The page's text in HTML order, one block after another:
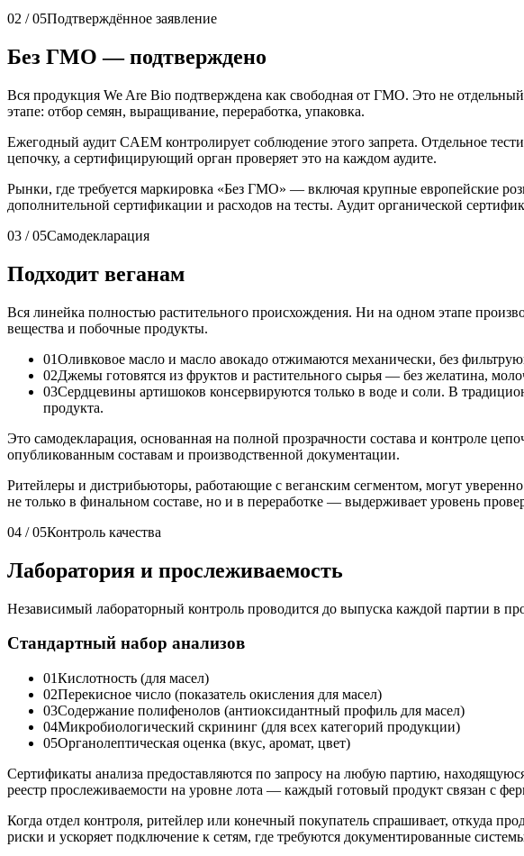
02 / 05Подтверждённое заявление
Без ГМО — подтверждено
Вся продукция We Are Bio подтверждена как свободная от ГМО. Это не
этапе: отбор семян, выращивание, переработка, упаковка.
Ежегодный аудит CAEM контролирует соблюдение этого запрета. Отдельное
цепочку, а сертифицирующий орган проверяет это на каждом аудите.
Рынки, где требуется маркировка «Без ГМО» — включая крупные европейские
дополнительной сертификации и расходов на тесты. Аудит органической
03 / 05Самодекларация
Подходит веганам
Вся линейка полностью растительного происхождения. Ни на одном этапе
вещества и побочные продукты.
01Оливковое масло и масло авокадо отжимаются механически, без
02Джемы готовятся из фруктов и растительного сырья — без желатина,
03Сердцевины артишоков консервируются только в воде и соли. В
продукта.
Это самодекларация, основанная на полной прозрачности состава и контроле
опубликованным составам и производственной документации.
Ритейлеры и дистрибьюторы, работающие с веганским сегментом, могут
не только в финальном составе, но и в переработке — выдерживает уровень
04 / 05Контроль качества
Лаборатория и прослеживаемость
Независимый лабораторный контроль проводится до выпуска каждой партии в
Стандартный набор анализов
01Кислотность (для масел)
02Перекисное число (показатель окисления для масел)
03Содержание полифенолов (антиоксидантный профиль для масел)
04Микробиологический скрининг (для всех категорий продукции)
05Органолептическая оценка (вкус, аромат, цвет)
Сертификаты анализа предоставляются по запросу на любую партию,
реестр прослеживаемости на уровне лота — каждый готовый продукт связан с
Когда отдел контроля, ритейлер или конечный покупатель спрашивает, откуда
риски и ускоряет подключение к сетям, где требуются документированные